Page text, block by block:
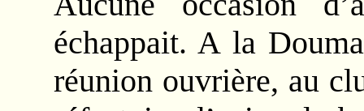
échappait. A la
réunion ouvrière, au